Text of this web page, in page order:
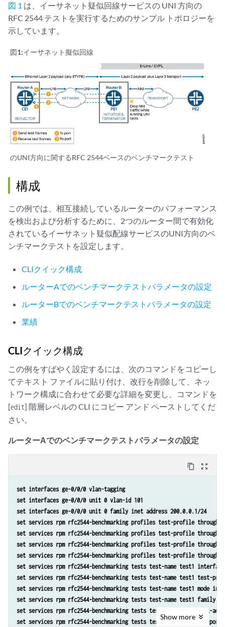
図 1 は、イーサネット疑似回線サービスの UNI 方向の
RFC 2544 テストを実行するためのサンプル トポロジーを
示しています。
図1:イーサネット擬似回線
のUNI方向に関するRFC 2544ベースのベンチマークテスト
構成
この例では、相互接続しているルーターのパフォーマンス
を検出および分析するために、2つのルーター間で有効化
されているイーサネット疑似配線サービスのUNI方向のベ
ンチマークテストを設定します。
CLIクイック構成
ルーターAでのベンチマークテストパラメータの設定
ルーターBでのベンチマークテストパラメータの設定
業績
CLIクイック構成
この例をすばやく設定するには、次のコマンドをコピーし
てテキスト ファイルに貼り付け、改行を削除して、ネッ
トワーク構成に合わせて必要な詳細を変更し、コマンドを
[edit] 階層レベルの CLI にコピー アンド ペーストしてくだ
さい。
ルーターAでのベンチマークテストパラメータの設定
content_copy zoom_out_map
set interfaces ge-0/0/0 vlan-tagging
set interfaces ge-0/0/0 unit 0 vlan-id 101
set interfaces ge-0/0/0 unit 0 family inet address 200.0.0.1/24
set services rpm rfc2544-benchmarking profiles test-profile
set services rpm rfc2544-benchmarking profiles test-profile
set services rpm rfc2544-benchmarking profiles test-profile
set services rpm rfc2544-benchmarking profiles test-profile
set services rpm rfc2544-benchmarking tests test-name test1
set services rpm rfc2544-benchmarking tests test-name test1 test-
set services rpm rfc2544-benchmarking tests test-name test1 mode
set services rpm rfc2544-benchmarking tests test-name test1 family
set services rpm rfc2544-benchmarking tests test-name test1 dest-
set services rpm rfc2544-benchmarking tests test-name test1 udp-port
Show more